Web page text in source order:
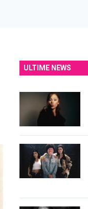
ULTIME NEWS